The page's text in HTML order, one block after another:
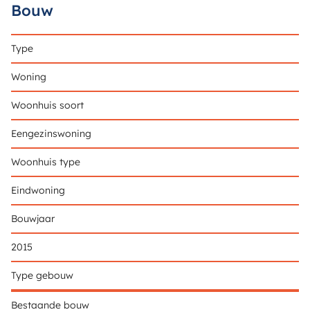
Bouw
Type
Woning
Woonhuis soort
Eengezinswoning
Woonhuis type
Eindwoning
Bouwjaar
2015
Type gebouw
Bestaande bouw